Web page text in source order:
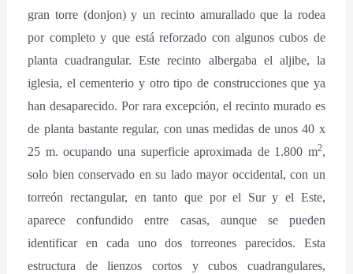
gran torre (donjon) y un recinto amurallado que la rodea
por completo y que está reforzado con algunos cubos de
planta cuadrangular. Este recinto albergaba el aljibe, la
iglesia, el cementerio y otro tipo de construcciones que ya
han desaparecido. Por rara excepción, el recinto murado es
de planta bastante regular, con unas medidas de unos 40 x
25 m. ocupando una superficie aproximada de 1.800 m2,
solo bien conservado en su lado mayor occidental, con un
torreón rectangular, en tanto que por el Sur y el Este,
aparece confundido entre casas, aunque se pueden
identificar en cada uno dos torreones parecidos. Esta
estructura de lienzos cortos y cubos cuadrangulares,